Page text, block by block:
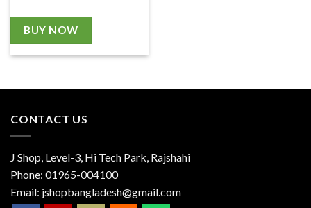
BUY NOW
CONTACT US
J Shop, Level-3, Hi Tech Park, Rajshahi
Phone: 01965-004100
Email: jshopbangladesh@gmail.com